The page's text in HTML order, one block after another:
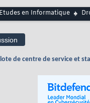
en Informatique
de centre de service et